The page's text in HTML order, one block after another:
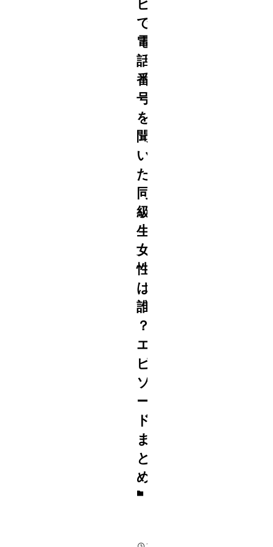
ビ
で
電
話
番
号
を
聞
い
た
同
級
生
女
性
は
誰
？
エ
ピ
ソ
ー
ド
ま
と
め